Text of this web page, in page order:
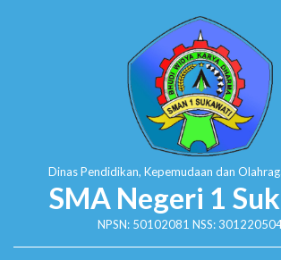
Dinas Pendidikan, Kepemudaan dan
SMA Negeri 1
NPSN: 50102081 NSS: